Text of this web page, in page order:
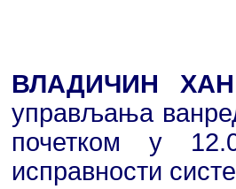
ВЛАДИЧИН
управљања
почетком у
исправности